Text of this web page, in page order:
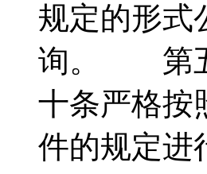
规定的形式
询。 第五
十条严格按
件的规定